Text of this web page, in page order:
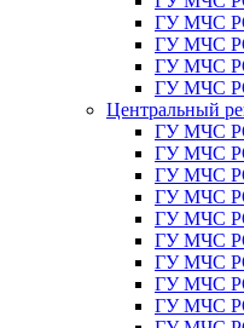
ГУ МЧС
ГУ МЧС
ГУ МЧС
ГУ МЧС
Центральный
ГУ МЧС
ГУ МЧС
ГУ МЧС
ГУ МЧС
ГУ МЧС
ГУ МЧС
ГУ МЧС
ГУ МЧС
ГУ МЧС